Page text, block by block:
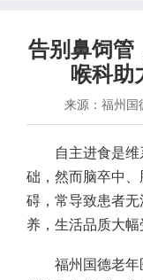
告别鼻饲管
喉科助
来源：福州国
自主进食是维
础，然而脑卒中
碍，常导致患者
养，生活品质大幅
福州国德老年